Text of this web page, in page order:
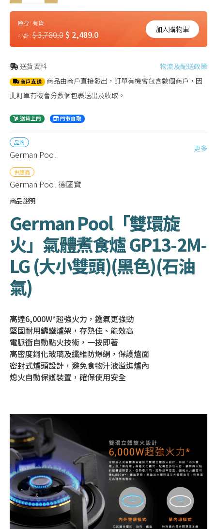
庫存: 有貨
小計: $ 3,780.0$ 2,489.0 加入購物車
送貨資料 物流及配送政策
商戶直送 商品由商戶直接發出，訂單有機會包含數個商戶，因
此訂單有機會分數個包裹送出及收取。
送貨上門 門市自取
品牌
German Pool
更多
供應商
German Pool 德國寶
商品說明
German Pool「雙環旋
火」氣體煮食爐 GP13-2M-
LG (大小雙頭)(黑色)(石油
氣)
高達6,000W*超強火力，鑊氣更強勁
堅固耐用鑄鐵爐架，存熱佳、能效高
電脈衝自動點火技術，一按即著
高密度鋼化玻璃及纖維防爆網，保護爐面
密封式爐頭設計，避免食物汁液溢進爐內
熄火自動保護裝置，確保使用安全